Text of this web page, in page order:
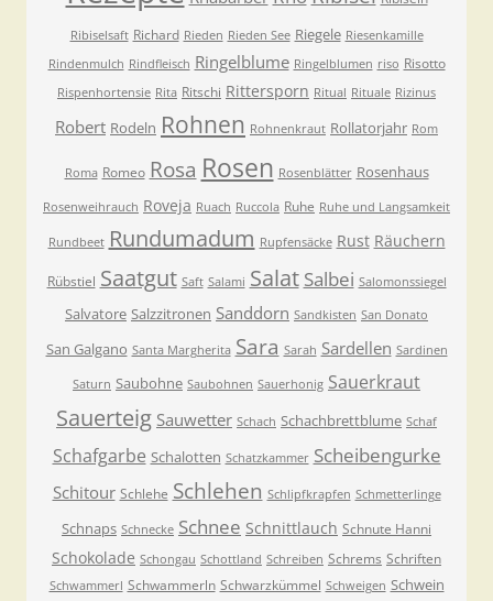
Ribiselsaft Richard Rieden Rieden See Riegele Riesenkamille
Rindenmulch Rindfleisch Ringelblume Ringelblumen riso Risotto
Rispenhortensie Rita Ritschi Rittersporn Ritual Rituale Rizinus
Robert Rodeln Rohnen Rohnenkraut Rollatorjahr Rom
Roma Romeo Rosa Rosen Rosenblätter Rosenhaus
Rosenweihrauch Roveja Ruach Ruccola Ruhe Ruhe und Langsamkeit
Rundbeet Rundumadum Rupfensäcke Rust Räuchern
Rübstiel Saatgut Saft Salami Salat Salbei Salomonssiegel
Salvatore Salzzitronen Sanddorn Sandkisten San Donato
San Galgano Santa Margherita Sara Sarah Sardellen Sardinen
Saturn Saubohne Saubohnen Sauerhonig Sauerkraut
Sauerteig Sauwetter Schach Schachbrettblume Schaf
Schafgarbe Schalotten Schatzkammer Scheibengurke
Schitour Schlehe Schlehen Schlipfkrapfen Schmetterlinge
Schnaps Schnecke Schnee Schnittlauch Schnute Hanni
Schokolade Schongau Schottland Schreiben Schrems Schriften
Schwammerl Schwammerln Schwarzkümmel Schweigen Schwein